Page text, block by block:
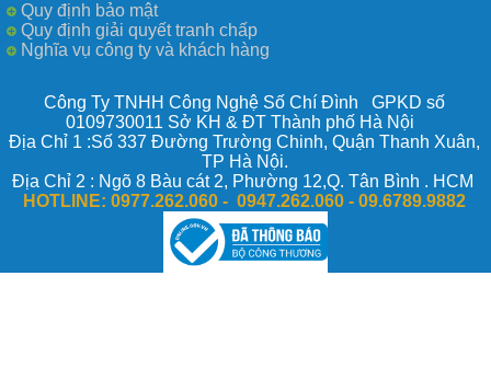
Quy định bảo mật
Quy định giải quyết tranh chấp
Nghĩa vụ công ty và khách hàng
Công Ty TNHH Công Nghệ Số Chí Đình GPKD số
0109730011 Sở KH & ĐT Thành phố Hà Nội
Địa Chỉ 1 :Số 337 Đường Trường Chinh, Quận Thanh Xuân,
TP Hà Nội.
Địa Chỉ 2 : Ngõ 8 Bàu cát 2, Phường 12,Q. Tân Bình . HCM
HOTLINE: 0977.262.060 - 0947.262.060 -09.6789.9882